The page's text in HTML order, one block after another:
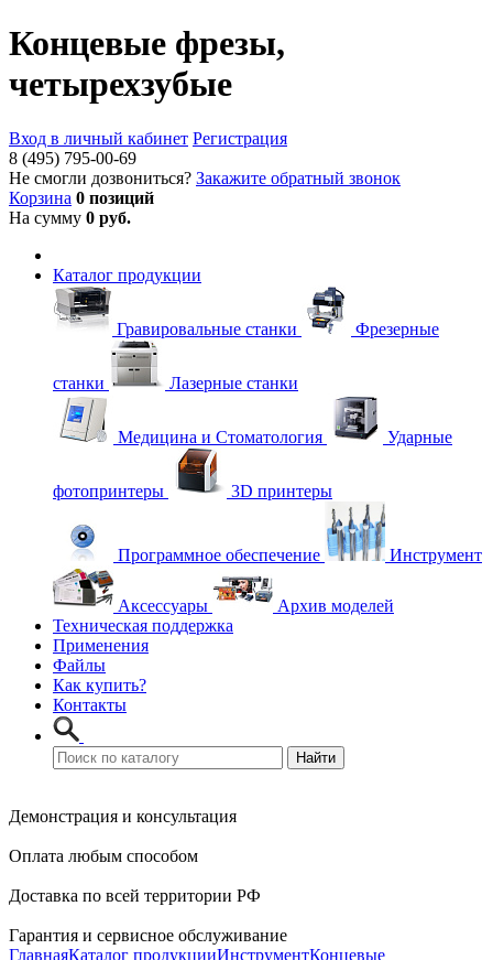
Концевые фрезы,
четырехзубые
Вход в личный кабинет Регистрация
8 (495) 795-00-69
Не смогли дозвониться? Закажите обратный звонок
Корзина 0 позиций
На сумму 0 руб.
Каталог продукции
Гравировальные станки Фрезерные
станки Лазерные станки
Медицина и Стоматология Ударные
фотопринтеры 3D принтеры
Программное обеспечение Инструмент
Аксессуары
Архив моделей
Техническая поддержка
Применения
Файлы
Как купить?
Контакты
Демонстрация и консультация
Оплата любым способом
Доставка по всей территории РФ
Гарантия и сервисное обслуживание
ГлавнаяКаталог продукцииИнструментКонцевые